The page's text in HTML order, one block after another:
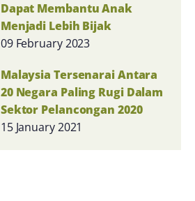
Dapat Membantu Anak
Menjadi Lebih Bijak
09 February 2023
Malaysia Tersenarai Antara
20 Negara Paling Rugi Dalam
Sektor Pelancongan 2020
15 January 2021